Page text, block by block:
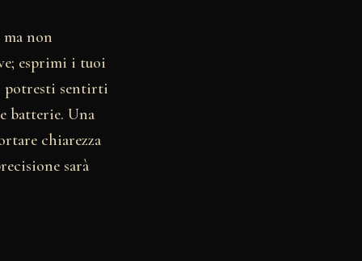
non
esprimi i tuoi
potresti sentirti
batterie. Una
chiarezza
sarà